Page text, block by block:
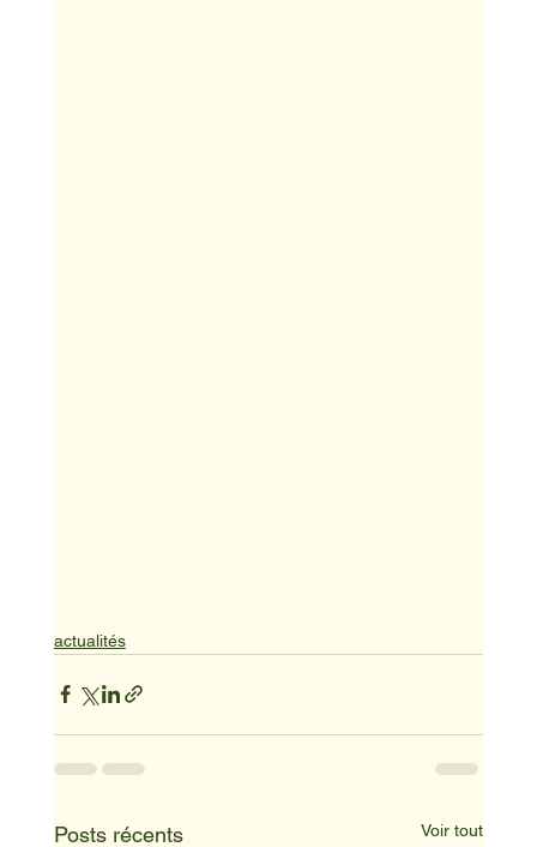
actualités
Posts récents Voir tout